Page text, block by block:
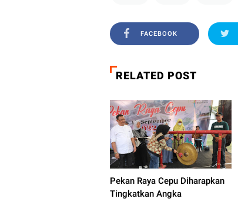
FACEBOOK
RELATED POST
Pekan Raya Cepu Diharapkan
Tingkatkan Angka